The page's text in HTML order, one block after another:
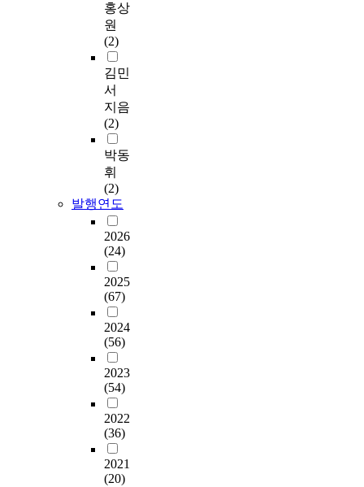
홍상
원
(2)
김민
서
지음
(2)
박동
휘
(2)
발행연도
2026
(24)
2025
(67)
2024
(56)
2023
(54)
2022
(36)
2021
(20)